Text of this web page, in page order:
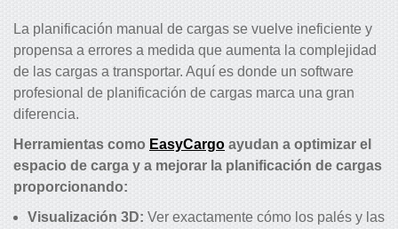
La planificación manual de cargas se vuelve ineficiente y
propensa a errores a medida que aumenta la complejidad
de las cargas a transportar. Aquí es donde un software
profesional de planificación de cargas marca una gran
diferencia.
Herramientas como EasyCargo ayudan a optimizar el
espacio de carga y a mejorar la planificación de cargas
proporcionando:
Visualización 3D: Ver exactamente cómo los palés y las